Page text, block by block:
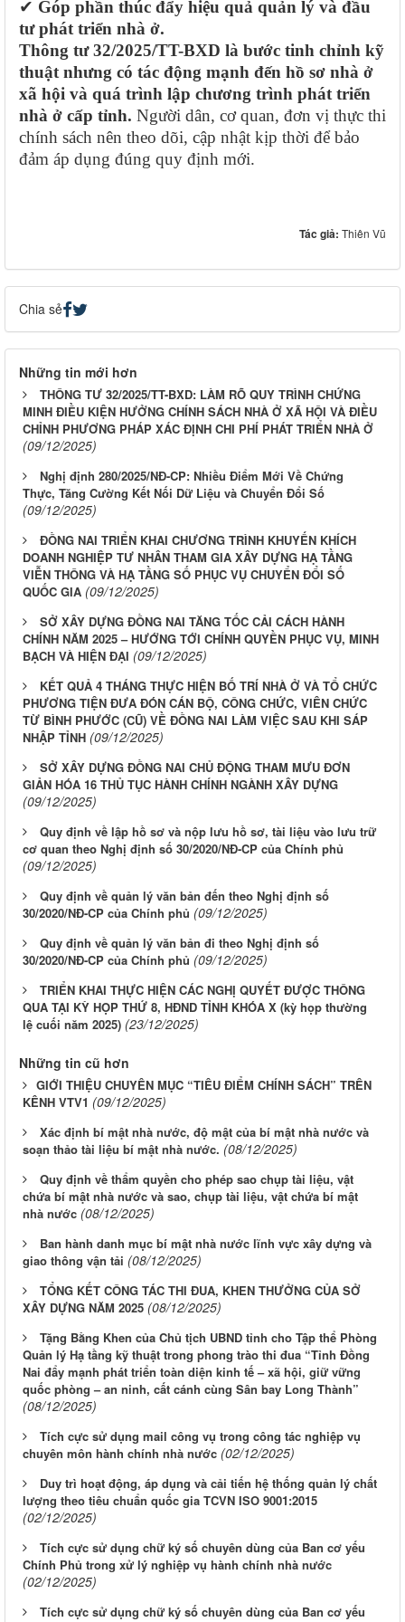
✔ Góp phần thúc đẩy hiệu quả quản lý và đầu
tư phát triển nhà ở.
Thông tư 32/2025/TT-BXD là bước tinh chỉnh kỹ
thuật nhưng có tác động mạnh đến hồ sơ nhà ở
xã hội và quá trình lập chương trình phát triển
nhà ở cấp tỉnh. Người dân, cơ quan, đơn vị thực thi
chính sách nên theo dõi, cập nhật kịp thời để bảo
đảm áp dụng đúng quy định mới.
Tác giả: Thiên Vũ
Chia sẻ
Những tin mới hơn
THÔNG TƯ 32/2025/TT-BXD: LÀM RÕ QUY TRÌNH CHỨNG
MINH ĐIỀU KIỆN HƯỞNG CHÍNH SÁCH NHÀ Ở XÃ HỘI VÀ ĐIỀU
CHỈNH PHƯƠNG PHÁP XÁC ĐỊNH CHI PHÍ PHÁT TRIỂN NHÀ Ở
(09/12/2025)
Nghị định 280/2025/NĐ-CP: Nhiều Điểm Mới Về Chứng
Thực, Tăng Cường Kết Nối Dữ Liệu và Chuyển Đổi Số
(09/12/2025)
ĐỒNG NAI TRIỂN KHAI CHƯƠNG TRÌNH KHUYẾN KHÍCH
DOANH NGHIỆP TƯ NHÂN THAM GIA XÂY DỰNG HẠ TẦNG
VIỄN THÔNG VÀ HẠ TẦNG SỐ PHỤC VỤ CHUYỂN ĐỔI SỐ
QUỐC GIA (09/12/2025)
SỞ XÂY DỰNG ĐỒNG NAI TĂNG TỐC CẢI CÁCH HÀNH
CHÍNH NĂM 2025 – HƯỚNG TỚI CHÍNH QUYỀN PHỤC VỤ, MINH
BẠCH VÀ HIỆN ĐẠI (09/12/2025)
KẾT QUẢ 4 THÁNG THỰC HIỆN BỐ TRÍ NHÀ Ở VÀ TỔ CHỨC
PHƯƠNG TIỆN ĐƯA ĐÓN CÁN BỘ, CÔNG CHỨC, VIÊN CHỨC
TỪ BÌNH PHƯỚC (CŨ) VỀ ĐỒNG NAI LÀM VIỆC SAU KHI SÁP
NHẬP TỈNH (09/12/2025)
SỞ XÂY DỰNG ĐỒNG NAI CHỦ ĐỘNG THAM MƯU ĐƠN
GIẢN HÓA 16 THỦ TỤC HÀNH CHÍNH NGÀNH XÂY DỰNG
(09/12/2025)
Quy định về lập hồ sơ và nộp lưu hồ sơ, tài liệu vào lưu trữ
cơ quan theo Nghị định số 30/2020/NĐ-CP của Chính phủ
(09/12/2025)
Quy định về quản lý văn bản đến theo Nghị định số
30/2020/NĐ-CP của Chính phủ (09/12/2025)
Quy định về quản lý văn bản đi theo Nghị định số
30/2020/NĐ-CP của Chính phủ (09/12/2025)
TRIỂN KHAI THỰC HIỆN CÁC NGHỊ QUYẾT ĐƯỢC THÔNG
QUA TẠI KỲ HỌP THỨ 8, HĐND TỈNH KHÓA X (kỳ họp thường
lệ cuối năm 2025) (23/12/2025)
Những tin cũ hơn
​​​​​​​GIỚI THIỆU CHUYÊN MỤC “TIÊU ĐIỂM CHÍNH SÁCH” TRÊN
KÊNH VTV1 (09/12/2025)
Xác định bí mật nhà nước, độ mật của bí mật nhà nước và
soạn thảo tài liệu bí mật nhà nước. (08/12/2025)
Quy định về thẩm quyền cho phép sao chụp tài liệu, vật
chứa bí mật nhà nước và sao, chụp tài liệu, vật chứa bí mật
nhà nước (08/12/2025)
Ban hành danh mục bí mật nhà nước lĩnh vực xây dựng và
giao thông vận tải (08/12/2025)
TỔNG KẾT CÔNG TÁC THI ĐUA, KHEN THƯỞNG CỦA SỞ
XÂY DỰNG NĂM 2025 (08/12/2025)
Tặng Bằng Khen của Chủ tịch UBND tỉnh cho Tập thể Phòng
Quản lý Hạ tầng kỹ thuật trong phong trào thi đua “Tỉnh Đồng
Nai đẩy mạnh phát triển toàn diện kinh tế – xã hội, giữ vững
quốc phòng – an ninh, cất cánh cùng Sân bay Long Thành”
(08/12/2025)
Tích cực sử dụng mail công vụ trong công tác nghiệp vụ
chuyên môn hành chính nhà nước (02/12/2025)
Duy trì hoạt động, áp dụng và cải tiến hệ thống quản lý chất
lượng theo tiêu chuẩn quốc gia TCVN ISO 9001:2015
(02/12/2025)
Tích cực sử dụng chữ ký số chuyên dùng của Ban cơ yếu
Chính Phủ trong xử lý nghiệp vụ hành chính nhà nước
(02/12/2025)
Tích cực sử dụng chữ ký số chuyên dùng của Ban cơ yếu
LỊCH CÔNG TÁC CỦA LÃNH ĐẠO SỞ XÂY DỰNG (Từ ngày